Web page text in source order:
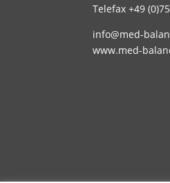
Telefax +49
info@med-
www.med-